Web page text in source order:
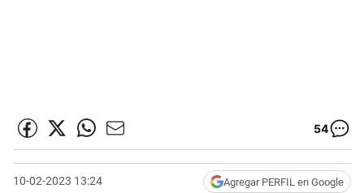
54
10-02-2023 13:24 Agregar PERFIL en Google